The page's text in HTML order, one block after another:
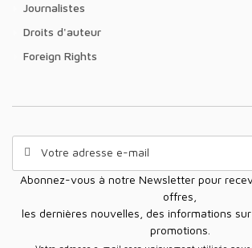
Journalistes
Droits d'auteur
Foreign Rights
Abonnez-vous à notre Newsletter pour recevoir nos nouvelles
offres,
les dernières nouvelles, des informations
promotions.